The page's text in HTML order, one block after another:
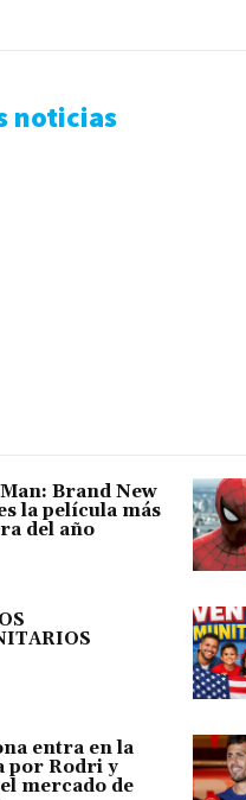
noticias
Brand New
la película más
del año
entra en la
por Rodri y
mercado de